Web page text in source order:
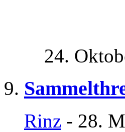
24.
Rinz - 28.